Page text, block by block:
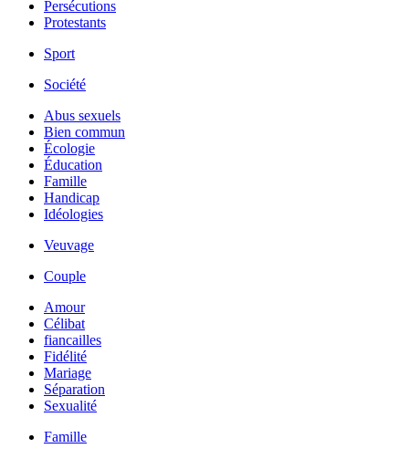
Persécutions
Protestants
Sport
Société
Abus sexuels
Bien commun
Écologie
Éducation
Famille
Handicap
Idéologies
Veuvage
Couple
Amour
Célibat
fiancailles
Fidélité
Mariage
Séparation
Sexualité
Famille